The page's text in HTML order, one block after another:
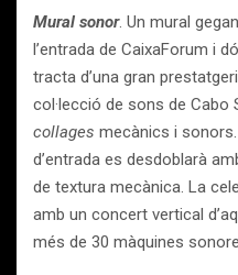
Mural sonor. Un mural
l’entrada de CaixaForum i
tracta d’una gran
col·lecció de sons de Cabo
collages mecànics i
d’entrada es desdoblarà
de textura mecànica. La
amb un concert vertical
més de 30 màquines